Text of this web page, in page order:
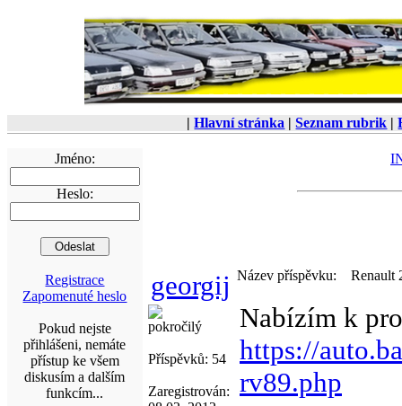
|Hlavní stránka |Seznam rubrik |
Jméno:
Heslo:
Registrace
Zapomenuté heslo
Pokud nejste
přihlášeni, nemáte
přístup ke všem
diskusím a dalším
funkcím...
georgij
pokročilý
Příspěvků: 54
Zaregistrován:
Název příspěvku: Renault
Nabízím k
https://
rv89.php